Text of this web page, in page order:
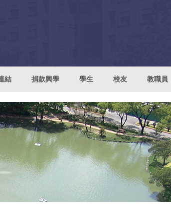
結 捐款興學 學生 校友 教職員